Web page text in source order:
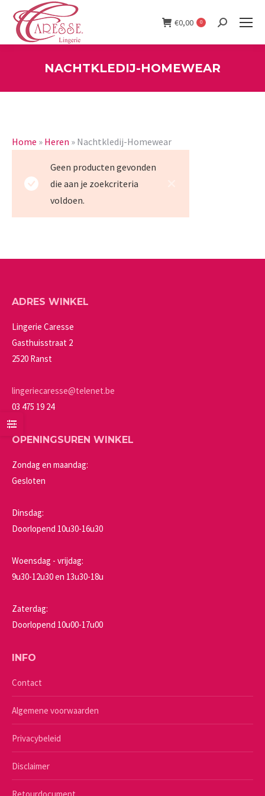
€0,00 0 Search:
NACHTKLEDIJ-HOMEWEAR
Home » Heren » Nachtkledij-Homewear
Geen producten gevonden
die aan je zoekcriteria
voldoen.
ADRES WINKEL
Lingerie Caresse
Gasthuisstraat 2
2520 Ranst
lingeriecaresse@telenet.be
03 475 19 24
OPENINGSUREN WINKEL
Zondag en maandag:
Gesloten
Dinsdag:
Doorlopend 10u30-16u30
Woensdag - vrijdag:
9u30-12u30 en 13u30-18u
Zaterdag:
Doorlopend 10u00-17u00
INFO
Contact
Algemene voorwaarden
Privacybeleid
Disclaimer